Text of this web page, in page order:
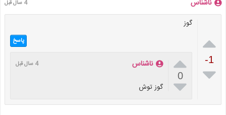
ناشناس 4 سال قبل

-1

گوز
پاسخ

0

ناشناس 4 سال قبل
گوز توش